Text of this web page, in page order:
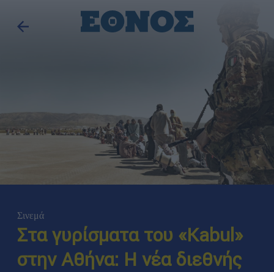
Σινεμά
Στα γυρίσματα του «Kabul»
στην Αθήνα: Η νέα διεθνής